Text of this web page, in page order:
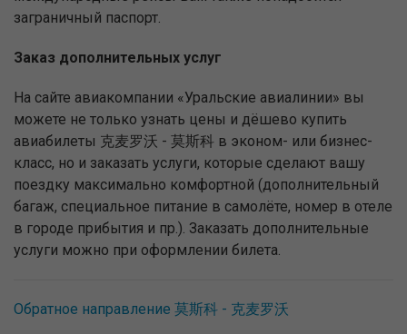
заграничный паспорт.
Заказ дополнительных услуг
На сайте авиакомпании «Уральские авиалинии» вы
можете не только узнать цены и дёшево купить
авиабилеты 克麦罗沃 - 莫斯科 в эконом- или бизнес-
класс, но и заказать услуги, которые сделают вашу
поездку максимально комфортной (дополнительный
багаж, специальное питание в самолёте, номер в отеле
в городе прибытия и пр.). Заказать дополнительные
услуги можно при оформлении билета.
Обратное направление 莫斯科 - 克麦罗沃